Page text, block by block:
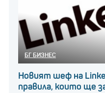
БГ БИЗНЕС
Новият шеф на
правила, които ще